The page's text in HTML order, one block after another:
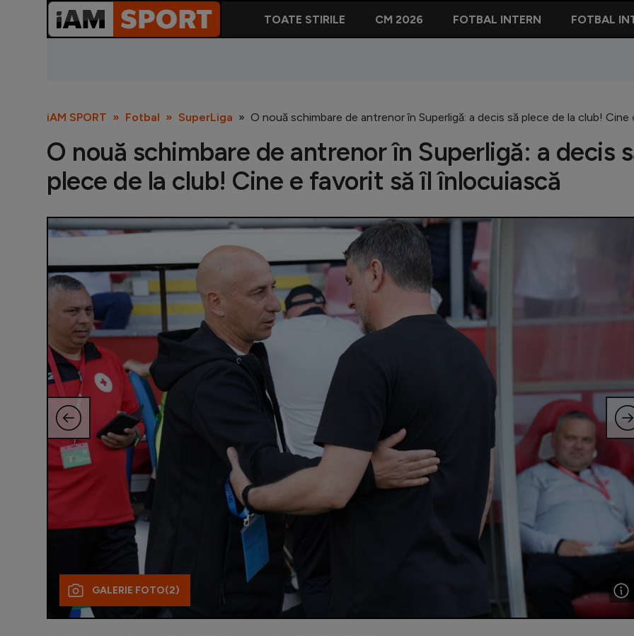
TOATE STIRILE CM 2026 FOTBAL INTERN FOTBAL
iAM SPORT Fotbal SuperLiga O nouă schimbare de antrenor în Superligă: a decis să plece de la club!
O nouă schimbare de antrenor în Superligă: a decis
plece de la club! Cine e favorit să îl înlocuiască
GALERIE FOTO(2)